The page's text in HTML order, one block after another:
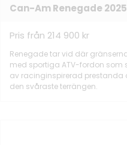
Can-Am Renegade 2025
Pris från 214 900 kr
Renegade tar vid där
med sportiga ATV-fordon som
av racinginspirerad prestanda
den svåraste terrängen.